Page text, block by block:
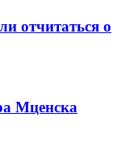
отчитаться о
Мценска